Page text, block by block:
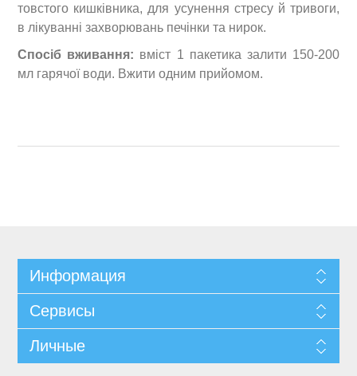
товстого кишківника, для усунення стресу й тривоги,
в лікуванні захворювань печінки та нирок.
Спосіб вживання: вміст 1 пакетика залити 150-200
мл гарячої води. Вжити одним прийомом.
Информация
Сервисы
Личные